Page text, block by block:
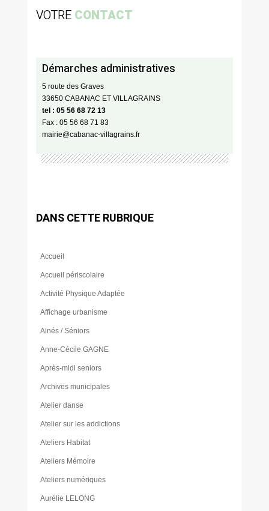
VOTRE CONTACT
Démarches administratives
5 route des Graves
33650 CABANAC ET VILLAGRAINS
tel : 05 56 68 72 13
Fax : 05 56 68 71 83
mairie@cabanac-villagrains.fr
DANS CETTE RUBRIQUE
Accueil
Accueil périscolaire
Activité Physique Adaptée
Affichage urbanisme
Ainés / Séniors
Anne-Cécile GAGNE
Après-midi seniors
Archives municipales
Atelier danse
Atelier sur les addictions
Ateliers Habitat
Ateliers Mémoire
Ateliers numériques
Aurélie LELONG